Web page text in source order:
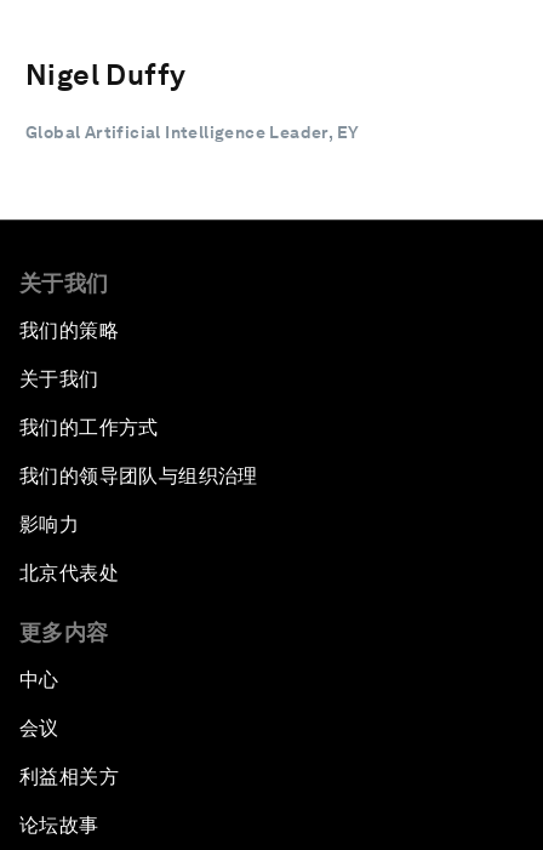
Nigel Duffy
Global Artificial Intelligence Leader, EY
关于我们
我们的策略
关于我们
我们的工作方式
我们的领导团队与组织治理
影响力
北京代表处
更多内容
中心
会议
利益相关方
论坛故事